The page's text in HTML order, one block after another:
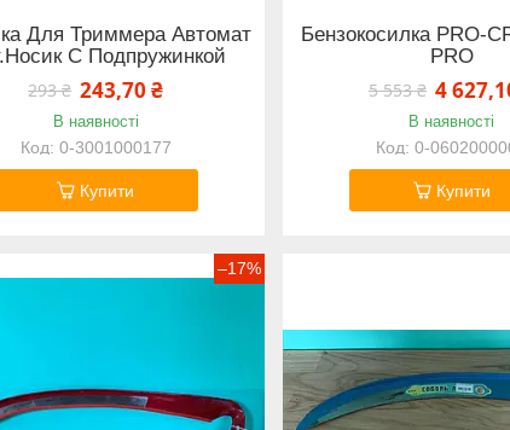
Для Триммера Автомат
С Подпружинкой
293 ₴ 243,70 ₴
В наявності
0-3001000177
Купити
Бензокосилка PRO-
PRO
5 553 ₴ 4
В наявності
0-
Купити
–17%